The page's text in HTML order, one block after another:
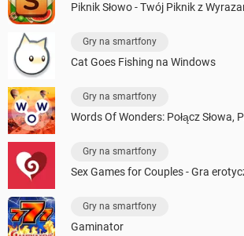
Piknik Słowo - Twój Piknik z
Gry na smartfony
Cat Goes Fishing na Windows
Gry na smartfony
Words Of Wonders: Połącz Słowa,
Gry na smartfony
Sex Games for Couples - Gra
Gry na smartfony
Gaminator